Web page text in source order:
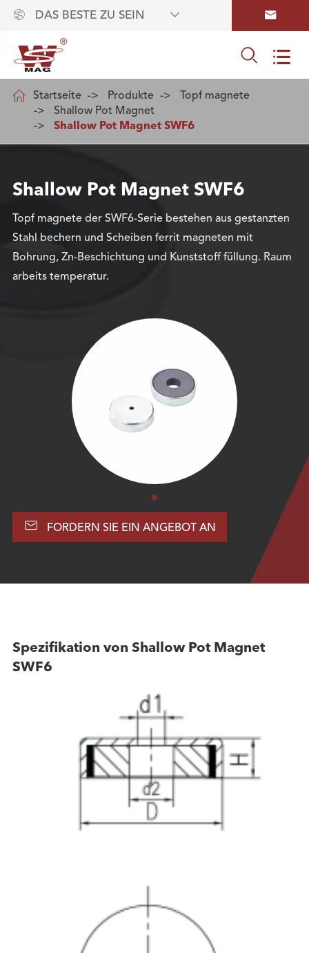
 DAS BESTE ZU SEIN  
 
 Startseite Produkte
Topf magnete
Shallow Pot Magnet
Shallow Pot Magnet SWF6
Shallow Pot Magnet SWF6
Topf magnete der SWF6-Serie bestehen aus gestanzten
Stahl bechern und Scheiben ferrit magneten mit
Bohrung, Zn-Beschichtung und Kunststoff füllung. Raum
arbeits temperatur.
 FORDERN SIE EIN ANGEBOT AN
Spezifikation von Shallow Pot Magnet
SWF6